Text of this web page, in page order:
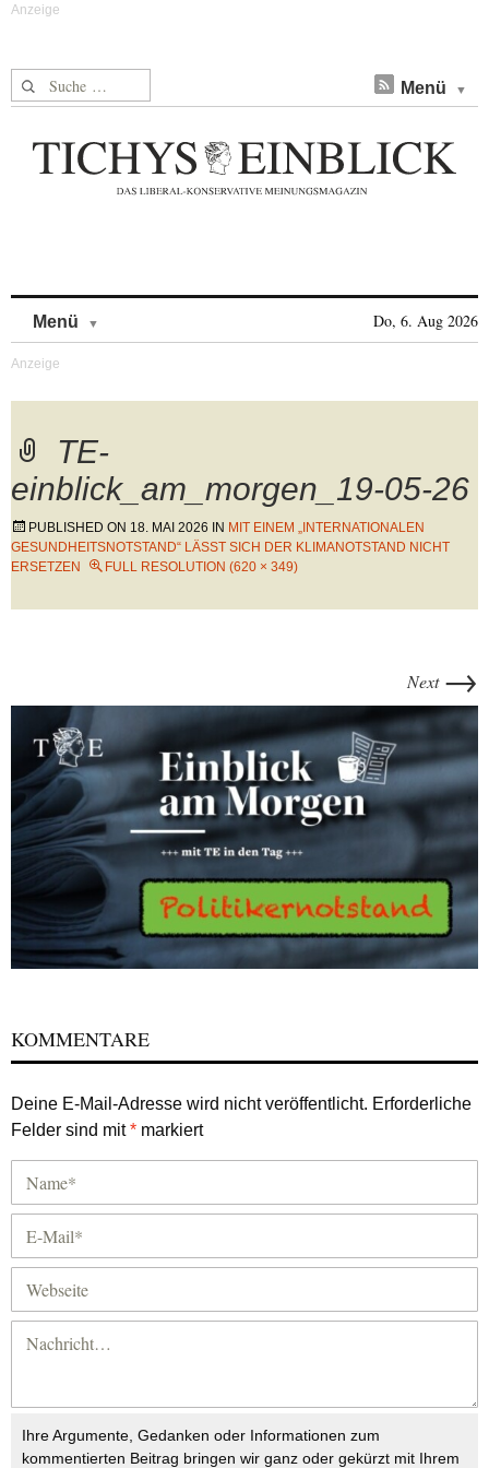
Suche nach: Menü
Menü Do, 6. Aug 2026
TE-
einblick_am_morgen_19-05-26
PUBLISHED ON 18. MAI 2026 IN MIT EINEM „INTERNATIONALEN
GESUNDHEITSNOTSTAND“ LÄSST SICH DER KLIMANOTSTAND NICHT
ERSETZEN
FULL RESOLUTION (620 × 349)
Next →
KOMMENTARE
Deine E-Mail-Adresse wird nicht veröffentlicht. Erforderliche
Felder sind mit* markiert
Ihre Argumente, Gedanken oder Informationen zum
kommentierten Beitrag bringen wir ganz oder gekürzt mit Ihrem